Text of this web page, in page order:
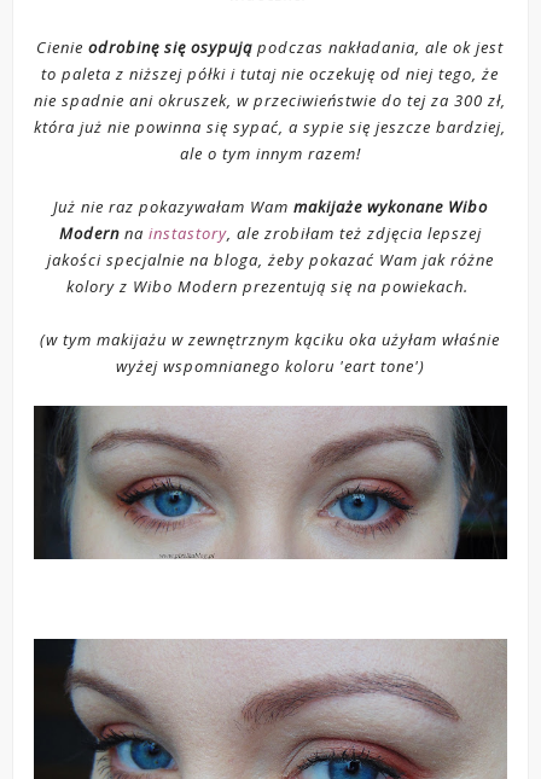
Cienieodrobinę się osypują podczas nakładania, ale ok jest
to paleta z niższej półki i tutaj nie oczekuję od niej tego, że
nie spadnie ani okruszek, w przeciwieństwie do tej za 300 zł,
która już nie powinna się sypać, a sypie się jeszcze bardziej,
ale o tym innym razem!
Już nie raz pokazywałam Wam makijaże wykonane Wibo
Modernna instastory, ale zrobiłam też zdjęcia lepszej
jakości specjalnie na bloga, żeby pokazać Wam jak różne
kolory z Wibo Modern prezentują się na powiekach.
(w tym makijażu w zewnętrznym kąciku oka użyłam właśnie
wyżej wspomnianego koloru 'eart tone')